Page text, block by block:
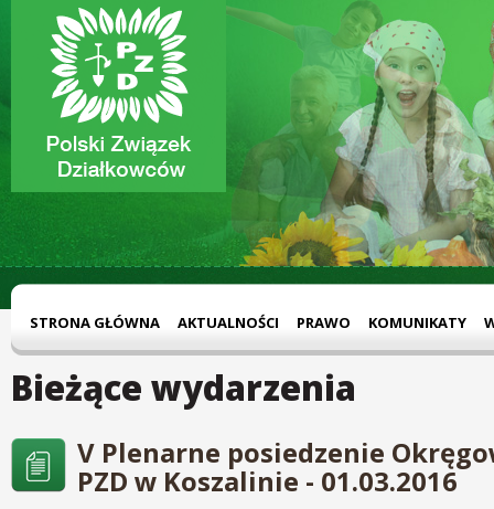
STRONA GŁÓWNA AKTUALNOŚCI PRAWO KOMUNIKATY
Bieżące wydarzenia
V Plenarne posiedzenie
PZD w Koszalinie - 01.03.2016